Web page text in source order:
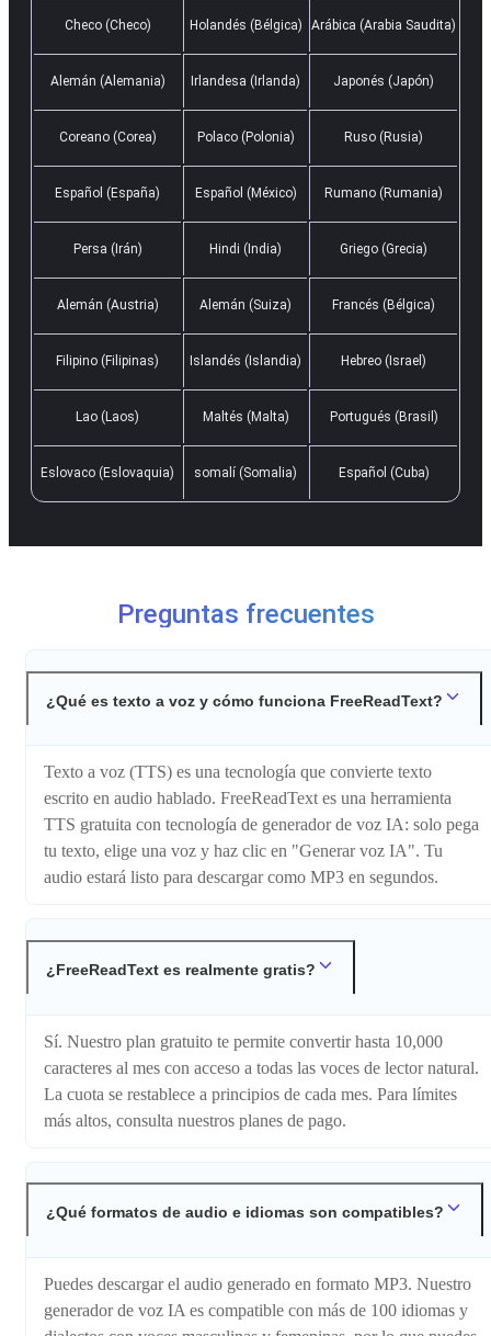
Checo (Checo) Holandés (Bélgica) Arábica (Arabia Saudita)
Alemán (Alemania) Irlandesa (Irlanda) Japonés (Japón)
Coreano (Corea) Polaco (Polonia) Ruso (Rusia)
Español (España) Español (México) Rumano (Rumania)
Persa (Irán) Hindi (India) Griego (Grecia)
Alemán (Austria) Alemán (Suiza) Francés (Bélgica)
Filipino (Filipinas) Islandés (Islandia) Hebreo (Israel)
Lao (Laos) Maltés (Malta) Portugués (Brasil)
Eslovaco (Eslovaquia) somalí (Somalia) Español (Cuba)
Preguntas frecuentes
¿Qué es texto a voz y cómo funciona FreeReadText?
Texto a voz (TTS) es una tecnología que convierte texto
escrito en audio hablado. FreeReadText es una herramienta
TTS gratuita con tecnología de generador de voz IA: solo pega
tu texto, elige una voz y haz clic en "Generar voz IA". Tu
audio estará listo para descargar como MP3 en segundos.
¿FreeReadText es realmente gratis?
Sí. Nuestro plan gratuito te permite convertir hasta 10,000
caracteres al mes con acceso a todas las voces de lector natural.
La cuota se restablece a principios de cada mes. Para límites
más altos, consulta nuestros planes de pago.
¿Qué formatos de audio e idiomas son compatibles?
Puedes descargar el audio generado en formato MP3. Nuestro
generador de voz IA es compatible con más de 100 idiomas y